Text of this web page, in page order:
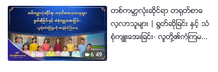
6:49
တစ္ကမာၻလုံးဆိုင္ရာ တ႐ုတ္စာေ
လ့လာသူမ်ား | ႐ြတ္ဆိုျခင္း ႏွင့္ သံ
စုံက်ဴးေအးျခင္း- လူတို႔၏ကံၾကမၼာ